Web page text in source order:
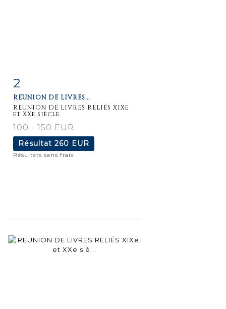
2
REUNION DE LIVRES...
REUNION DE LIVRES RELIÉS XIXe
et XXe siècle.
100 - 150 EUR
Résultat 260 EUR
Résultats sans frais